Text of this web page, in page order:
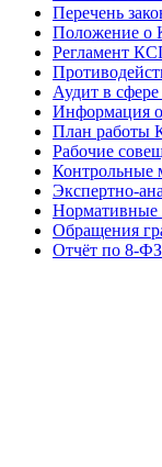
Перечень
Положение о
Регламент
Аудит в сфере
Информация о
План работы
Рабочие
Контрольные
Экспертно-
Нормативные
Обращения
Отчёт по 8-ФЗ